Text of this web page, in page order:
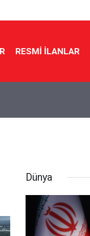
RESMI İLANLAR
Dünya